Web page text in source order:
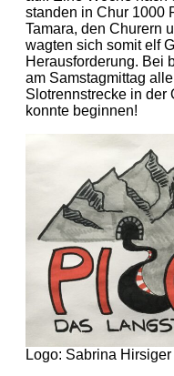
standen in Chur 1000
Tamara, den Churern
wagten sich somit elf
Herausforderung. Bei
am Samstagmittag
Slotrennstrecke in der
konnte beginnen!
Logo: Sabrina Hirsiger